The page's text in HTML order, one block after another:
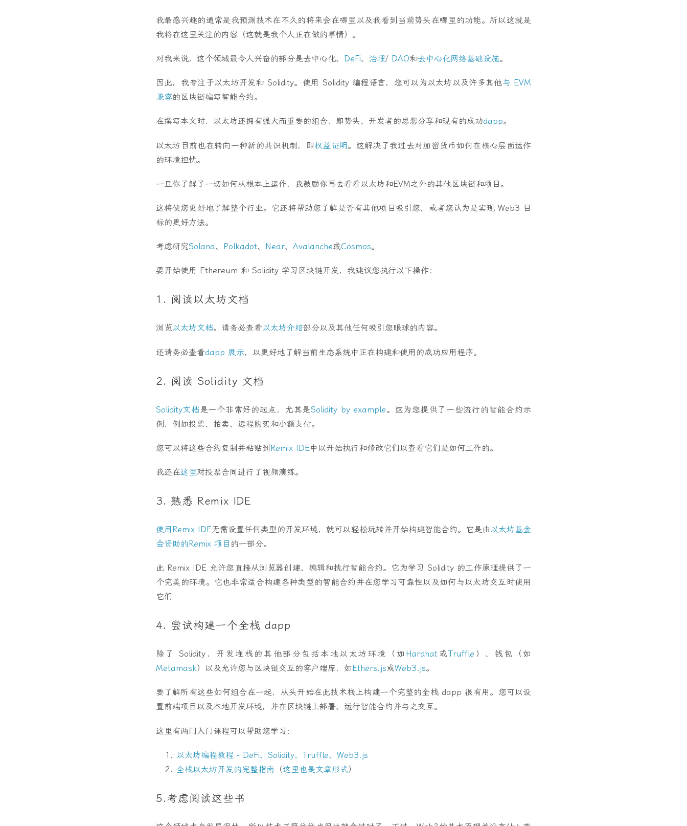
我最感兴趣的通常是我预测技术在不久的将来会在哪里以及我看到当前势头在哪里的功能。所以这就是
我将在这里关注的内容（这就是我个人正在做的事情）。
对我来说，这个领域最令人兴奋的部分是去中心化、 DeFi、 治理/ DAO和去中心化网络基础设施。
因此，我专注于以太坊开发和 Solidity。使用 Solidity 编程语言，您可以为以太坊以及许多其他与 EVM
兼容的区块链编写智能合约。
在撰写本文时，以太坊还拥有强大而重要的组合，即势头、开发者的思想分享和现有的成功dapp。
以太坊目前也在转向一种新的共识机制，即权益证明。这解决了我过去对加密货币如何在核心层面运作
的环境担忧。
一旦你了解了一切如何从根本上运作，我鼓励你再去看看以太坊和EVM之外的其他区块链和项目。
这将使您更好地了解整个行业。它还将帮助您了解是否有其他项目吸引您，或者您认为是实现 Web3 目
标的更好方法。
考虑研究Solana、 Polkadot、 Near、Avalanche或Cosmos。
要开始使用 Ethereum 和 Solidity 学习区块链开发，我建议您执行以下操作：
1. 阅读以太坊文档
浏览以太坊文档。请务必查看以太坊介绍部分以及其他任何吸引您眼球的内容。
还请务必查看dapp 展示，以更好地了解当前生态系统中正在构建和使用的成功应用程序。
2. 阅读 Solidity 文档
Solidity文档 是一个非常好的起点，尤其是Solidity by example。这为您提供了一些流行的智能合约示
例，例如投票、拍卖、远程购买和小额支付。
您可以将这些合约复制并粘贴到 Remix IDE中以开始执行和修改它们以查看它们是如何工作的。
我还在这里对投票合同进行了视频演练。
3. 熟悉 Remix IDE
使用Remix IDE无需设置任何类型的开发环境，就可以轻松玩转并开始构建智能合约。它是由以太坊基金
会资助的Remix 项目 的一部分。
此 Remix IDE 允许您直接从浏览器创建、编辑和执行智能合约。它为学习 Solidity 的工作原理提供了一
个完美的环境。它也非常适合构建各种类型的智能合约并在您学习可靠性以及如何与以太坊交互时使用
它们
4. 尝试构建一个全栈 dapp
除了 Solidity，开发堆栈的其他部分包括本地以太坊环境（如 Hardhat 或Truffle ）、钱包（如
Metamask）以及允许您与区块链交互的客户端库，如Ethers.js或Web3.js。
要了解所有这些如何组合在一起，从头开始在此技术栈上构建一个完整的全栈 dapp 很有用。您可以设
置前端项目以及本地开发环境，并在区块链上部署、运行智能合约并与之交互。
这里有两门入门课程可以帮助您学习：
以太坊编程教程 - DeFi、Solidity、Truffle、Web3.js
全栈以太坊开发的完整指南 （这里也是文章形式）
5.考虑阅读这些书